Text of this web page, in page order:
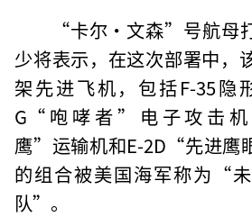
“卡尔·文森”号航母
少将表示，在这次部署中，
架先进飞机，包括F-35隐
G“咆哮者”电子攻击机
鹰”运输机和E-2D“先进鹰
的组合被美国海军称为“
队”。